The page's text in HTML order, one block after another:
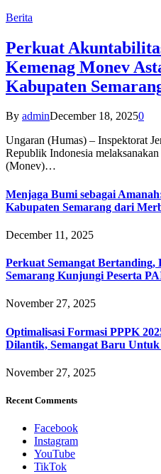
Berita
Perkuat
Kemenag Monev
Kabupaten
By adminDecember 18, 20250
Ungaran (Humas) – Inspektorat
Republik Indonesia
(Monev)…
Menjaga Bumi sebagai
Kabupaten Semarang dari
December 11, 2025
Perkuat Semangat Bertanding,
Semarang Kunjungi Peserta
November 27, 2025
Optimalisasi Formasi PPPK
Dilantik, Semangat Baru
November 27, 2025
Recent Comments
Facebook
Instagram
YouTube
TikTok